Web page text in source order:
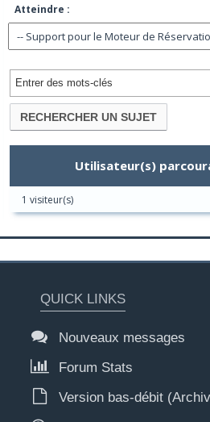
Atteindre :
Utilisateur(s)
1 visiteur(s)
QUICK LINKS
Nouveaux messages
Forum Stats
Version bas-débit